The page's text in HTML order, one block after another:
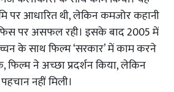
पर आधारित थी, लेकिन कमजोर कहानी
पर असफल रही। इसके बाद 2005 में
के साथ फिल्म ‘सरकार’ में काम करने
फिल्म ने अच्छा प्रदर्शन किया, लेकिन
नहीं मिली।